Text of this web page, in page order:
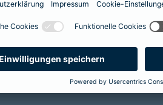
(nach CSR-RUG)*
(PDF)
(Barmenia